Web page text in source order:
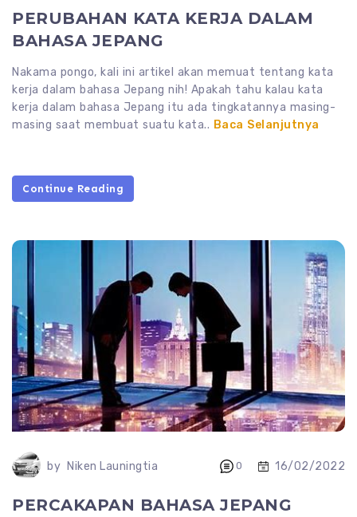
PERUBAHAN KATA KERJA DALAM
BAHASA JEPANG
Nakama pongo, kali ini artikel akan memuat tentang kata
kerja dalam bahasa Jepang nih! Apakah tahu kalau kata
kerja dalam bahasa Jepang itu ada tingkatannya masing-
masing saat membuat suatu kata.. Baca Selanjutnya
Continue Reading
by Niken Launingtia 0 16/02/2022
PERCAKAPAN BAHASA JEPANG